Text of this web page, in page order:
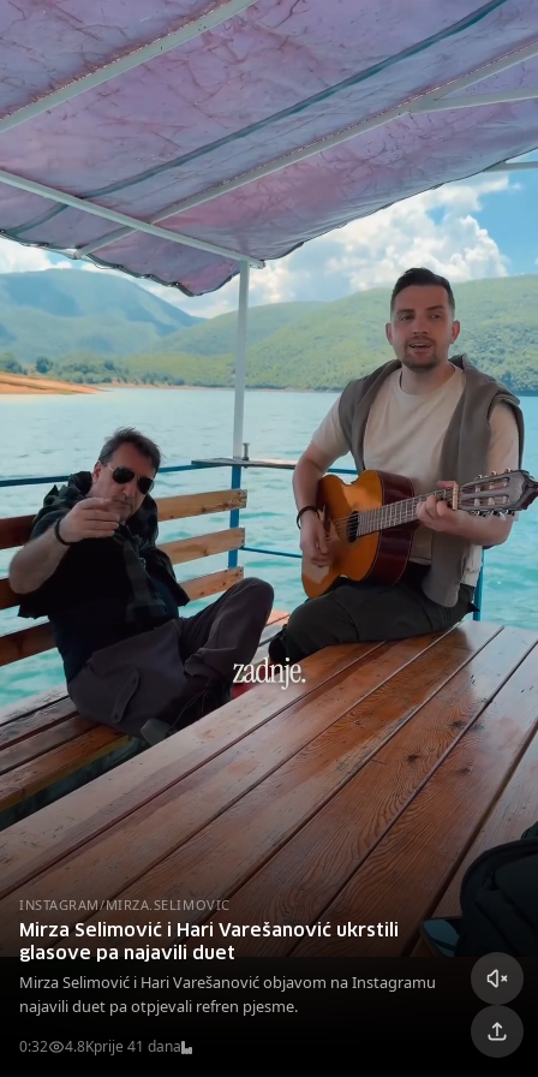
INSTAGRAM/MIRZA.SELIMOVIC
Mirza Selimović i Hari Varešanović ukrstili
glasove pa najavili duet
Mirza Selimović i Hari Varešanović objavom na Instagramu
najavili duet pa otpjevali refren pjesme.
0:32 4.8Kprije 41 dana